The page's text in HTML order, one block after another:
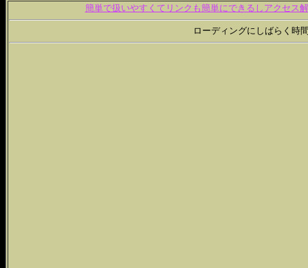
簡単で扱いやすくてリンクも簡単にできるしアクセス
ローディングにしばらく時